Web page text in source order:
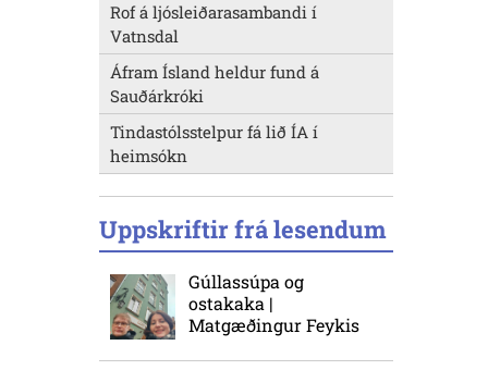
Rof á ljósleiðarasambandi í
Vatnsdal
Áfram Ísland heldur fund á
Sauðárkróki
Tindastólsstelpur fá lið ÍA í
heimsókn
Uppskriftir frá lesendum
Gúllassúpa og
ostakaka |
Matgæðingur Feykis